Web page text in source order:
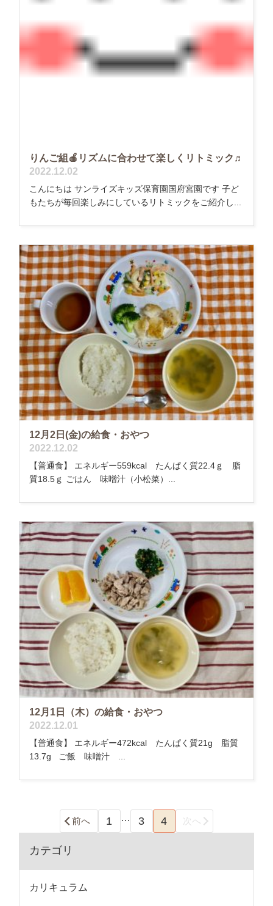
りんご組🍎リズムに合わせて楽しくリトミック♬
2022.12.02
こんにちは サンライズキッズ保育園国府宮園です 子ど
もたちが毎回楽しみにしているリトミックをご紹介し...
12月2日(金)の給食・おやつ
2022.12.02
【普通食】 エネルギー559kcal たんぱく質22.4ｇ 脂
質18.5ｇ ごはん 味噌汁（小松菜）...
12月1日（木）の給食・おやつ
2022.12.01
【普通食】 エネルギー472kcal たんぱく質21g 脂質
13.7g ご飯 味噌汁 ...
前へ 1 … 3 4 次へ
カテゴリ
カリキュラム